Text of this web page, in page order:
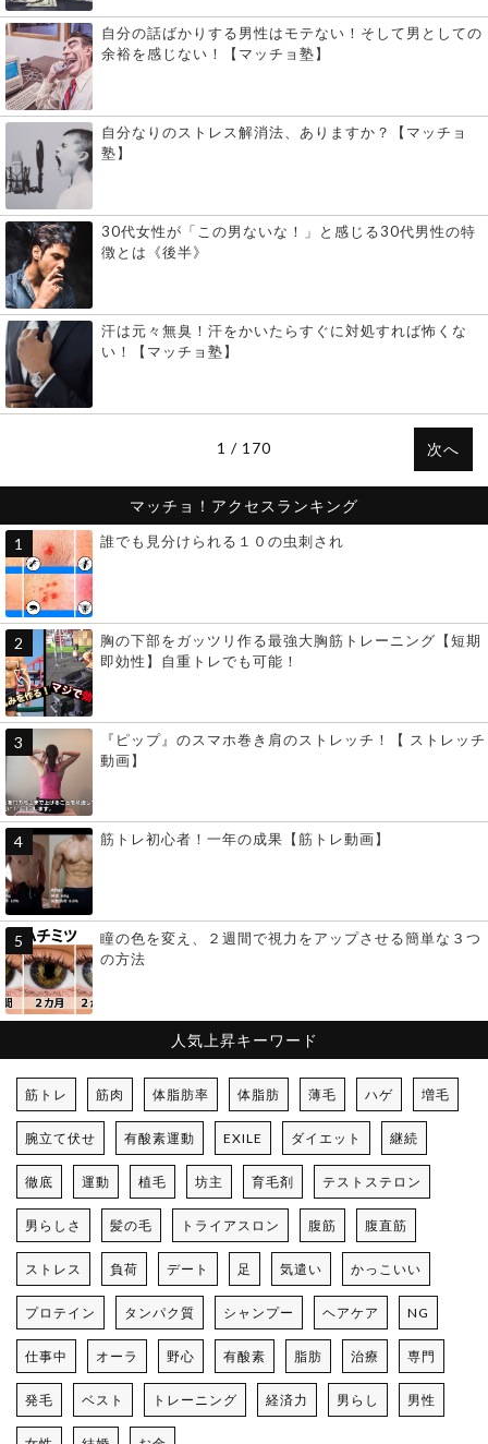
自分の話ばかりする男性はモテない！そして男としての
余裕を感じない！【マッチョ塾】
自分なりのストレス解消法、ありますか？【マッチョ
塾】
30代女性が「この男ないな！」と感じる30代男性の特
徴とは《後半》
汗は元々無臭！汗をかいたらすぐに対処すれば怖くな
い！【マッチョ塾】
1 / 170 次へ
マッチョ！アクセスランキング
誰でも見分けられる１０の虫刺され
胸の下部をガッツリ作る最強大胸筋トレーニング【短期
即効性】自重トレでも可能！
『ピップ』のスマホ巻き肩のストレッチ！【 ストレッチ
動画】
筋トレ初心者！一年の成果【筋トレ動画】
瞳の色を変え、２週間で視力をアップさせる簡単な３つ
の方法
人気上昇キーワード
筋トレ 筋肉 体脂肪率 体脂肪 薄毛 ハゲ 増毛
腕立て伏せ 有酸素運動 EXILE ダイエット 継続
徹底 運動 植毛 坊主 育毛剤 テストステロン
男らしさ 髪の毛 トライアスロン 腹筋 腹直筋
ストレス 負荷 デート 足 気遣い かっこいい
プロテイン タンパク質 シャンプー ヘアケア NG
仕事中 オーラ 野心 有酸素 脂肪 治療 専門
発毛 ベスト トレーニング 経済力 男らし 男性